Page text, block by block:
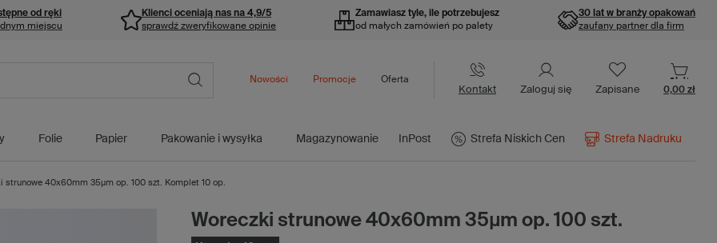
od ręki
miejscu
Klienci oceniają nas na 4,9/5
sprawdź zweryfikowane opinie
Zamawiasz tyle, ile potrzebujesz
od małych zamówień po palety
30 lat w branży opakowań
zaufany partner dla firm
Kontakt Zaloguj się Zapisane 0,00 zł
Folie Papier Pakowanie i wysyłka Magazynowanie InPost Strefa Niskich Cen Strefa Nadruku
Nowości Promocje Oferta
strunowe 40x60mm 35µm op. 100 szt. Komplet 10 op.
Woreczki strunowe 40x60mm 35µm op. 100 szt.